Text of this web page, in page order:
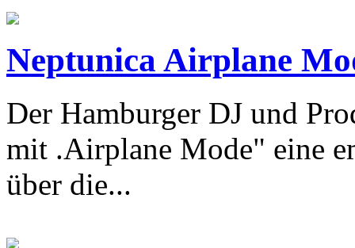
Neptunica Airplane
Der Hamburger DJ und
mit .Airplane Mode" eine
über die...